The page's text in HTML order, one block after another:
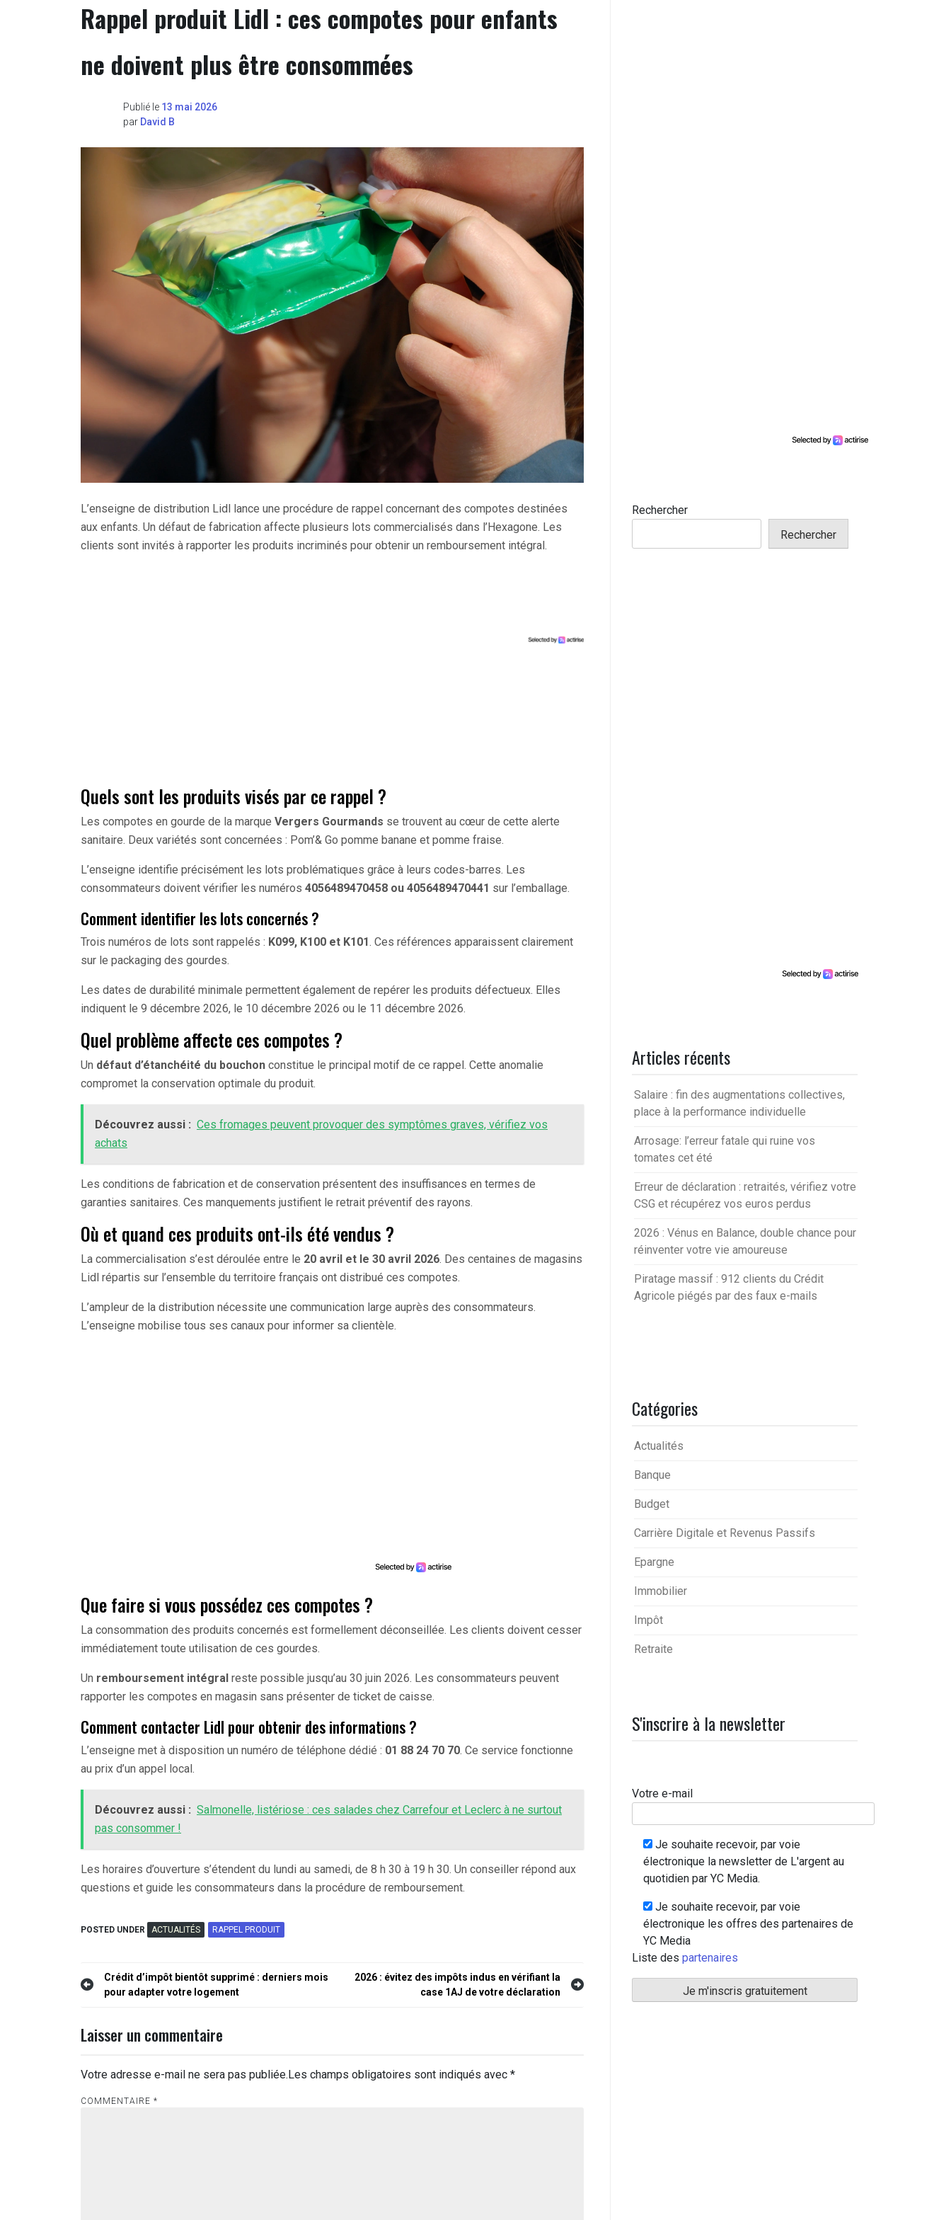
Rappel produit Lidl : ces compotes pour enfants
ne doivent plus être consommées
Publié le 13 mai 2026
par David B
L’enseigne de distribution Lidl lance une procédure de rappel concernant des compotes destinées
aux enfants. Un défaut de fabrication affecte plusieurs lots commercialisés dans l’Hexagone. Les
clients sont invités à rapporter les produits incriminés pour obtenir un remboursement intégral.
Quels sont les produits visés par ce rappel ?
Les compotes en gourde de la marque Vergers Gourmands se trouvent au cœur de cette alerte
sanitaire. Deux variétés sont concernées : Pom’& Go pomme banane et pomme fraise.
L’enseigne identifie précisément les lots problématiques grâce à leurs codes-barres. Les
consommateurs doivent vérifier les numéros 4056489470458 ou 4056489470441 sur l’emballage.
Comment identifier les lots concernés ?
Trois numéros de lots sont rappelés : K099, K100 et K101. Ces références apparaissent clairement
sur le packaging des gourdes.
Les dates de durabilité minimale permettent également de repérer les produits défectueux. Elles
indiquent le 9 décembre 2026, le 10 décembre 2026 ou le 11 décembre 2026.
Quel problème affecte ces compotes ?
Un défaut d’étanchéité du bouchon constitue le principal motif de ce rappel. Cette anomalie
compromet la conservation optimale du produit.
Découvrez aussi : Ces fromages peuvent provoquer des symptômes graves, vérifiez vos
achats
Les conditions de fabrication et de conservation présentent des insuffisances en termes de
garanties sanitaires. Ces manquements justifient le retrait préventif des rayons.
Où et quand ces produits ont-ils été vendus ?
La commercialisation s’est déroulée entre le 20 avril et le 30 avril 2026. Des centaines de magasins
Lidl répartis sur l’ensemble du territoire français ont distribué ces compotes.
L’ampleur de la distribution nécessite une communication large auprès des consommateurs.
L’enseigne mobilise tous ses canaux pour informer sa clientèle.
Que faire si vous possédez ces compotes ?
La consommation des produits concernés est formellement déconseillée. Les clients doivent cesser
immédiatement toute utilisation de ces gourdes.
Un remboursement intégral reste possible jusqu’au 30 juin 2026. Les consommateurs peuvent
rapporter les compotes en magasin sans présenter de ticket de caisse.
Comment contacter Lidl pour obtenir des informations ?
L’enseigne met à disposition un numéro de téléphone dédié : 01 88 24 70 70. Ce service fonctionne
au prix d’un appel local.
Découvrez aussi : Salmonelle, listériose : ces salades chez Carrefour et Leclerc à ne surtout
pas consommer !
Les horaires d’ouverture s’étendent du lundi au samedi, de 8 h 30 à 19 h 30. Un conseiller répond aux
questions et guide les consommateurs dans la procédure de remboursement.
POSTED UNDER ACTUALITÉS RAPPEL PRODUIT
Navigation
l’article
Crédit d’impôt bientôt supprimé : derniers mois
pour adapter votre logement
2026 : évitez des impôts indus en vérifiant la
case 1AJ de votre déclaration
Laisser un commentaire
Votre adresse e-mail ne sera pas publiée.Les champs obligatoires sont indiqués avec *
COMMENTAIRE *
Rechercher
Rechercher
Articles récents
Salaire : fin des augmentations collectives,
place à la performance individuelle
Arrosage: l’erreur fatale qui ruine vos
tomates cet été
Erreur de déclaration : retraités, vérifiez votre
CSG et récupérez vos euros perdus
2026 : Vénus en Balance, double chance pour
réinventer votre vie amoureuse
Piratage massif : 912 clients du Crédit
Agricole piégés par des faux e-mails
Catégories
Actualités
Banque
Budget
Carrière Digitale et Revenus Passifs
Epargne
Immobilier
Impôt
Retraite
S'inscrire à la newsletter
Votre e-mail
Je souhaite recevoir, par voie
électronique la newsletter de L'argent au
quotidien par YC Media.
Je souhaite recevoir, par voie
électronique les offres des partenaires de
YC Media
Liste des partenaires